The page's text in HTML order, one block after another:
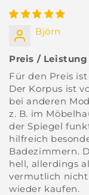
Björn
Preis / Leistung
Für den Preis
Der Korpus ist
bei anderen
z. B. im
der Spiegel
hilfreich
Badezimmern.
hell, allerdings
vermutlich
wieder kaufen.